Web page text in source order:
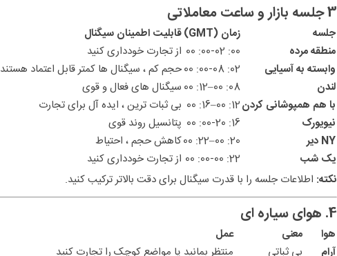
3 جلسه بازار و ساعت معاملاتی
جلسه زمان (GMT)
قابلیت اطمینان سیگنال
منطقه مرده
00: 00-02: 00
از تجارت خودداری کنید
وابسته به آسیایی
02: 00-08: 00
حجم کم ، سیگنال ها کمتر قابل اعتماد هستند
لندن
08: 00–12: 00
سیگنال های فعال و قوی
با هم همپوشانی کردن12: 00–16: 00
بی ثبات ترین ، ایده آل برای تجارت
نیویورک
16: 00-20: 00
پتانسیل روند قوی
NY دیر
20: 00–22: 00
کاهش حجم ، احتیاط
یک شب
22: 00-00: 00
از تجارت خودداری کنید
نکته: اطلاعات جلسه را با قدرت سیگنال برای دقت بالاتر ترکیب کنید.
4. هوای سیاره ای
هوا معنی
عمل
آرام
بی ثباتی منتظر بمانید یا مواضع کوچک را تجارت کنید